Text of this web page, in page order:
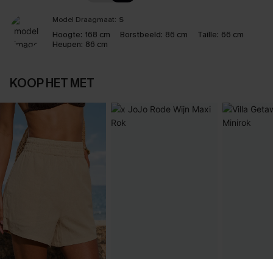
Model Draagmaat: S
Hoogte: 168 cm Borstbeeld: 86 cm Taille: 66 cm
Heupen: 86 cm
KOOP HET MET